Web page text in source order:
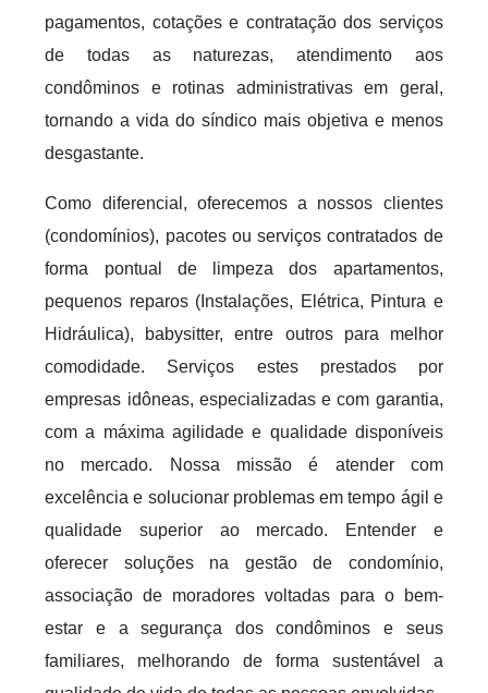
pagamentos, cotações e contratação dos serviços
de todas as naturezas, atendimento aos
condôminos e rotinas administrativas em geral,
tornando a vida do síndico mais objetiva e menos
desgastante.
Como diferencial, oferecemos a nossos clientes
(condomínios), pacotes ou serviços contratados de
forma pontual de limpeza dos apartamentos,
pequenos reparos (Instalações, Elétrica, Pintura e
Hidráulica), babysitter, entre outros para melhor
comodidade. Serviços estes prestados por
empresas idôneas, especializadas e com garantia,
com a máxima agilidade e qualidade disponíveis
no mercado. Nossa missão é atender com
excelência e solucionar problemas em tempo ágil e
qualidade superior ao mercado. Entender e
oferecer soluções na gestão de condomínio,
associação de moradores voltadas para o bem-
estar e a segurança dos condôminos e seus
familiares, melhorando de forma sustentável a